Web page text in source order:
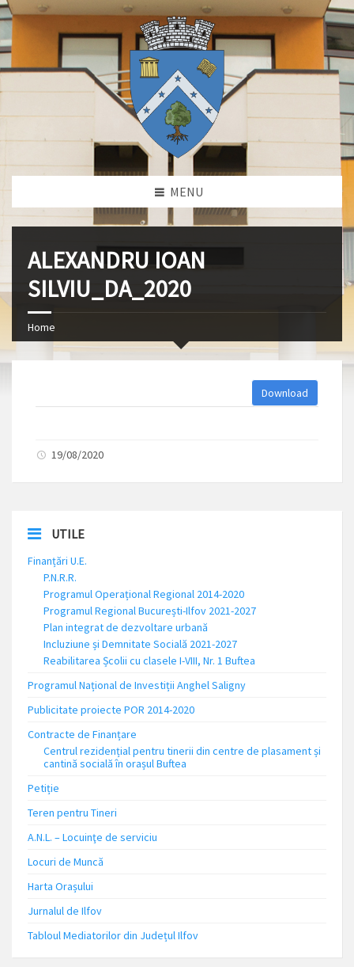
MENU
ALEXANDRU IOAN
SILVIU_DA_2020
Home
Download
19/08/2020
UTILE
Finanțări U.E.
P.N.R.R.
Programul Operațional Regional 2014-2020
Programul Regional București-Ilfov 2021-2027
Plan integrat de dezvoltare urbană
Incluziune și Demnitate Socială 2021-2027
Reabilitarea Școlii cu clasele I-VIII, Nr. 1 Buftea
Programul Național de Investiții Anghel Saligny
Publicitate proiecte POR 2014-2020
Contracte de Finanțare
Centrul rezidențial pentru tinerii din centre de plasament și
cantină socială în orașul Buftea
Petiție
Teren pentru Tineri
A.N.L. – Locuinţe de serviciu
Locuri de Muncă
Harta Orașului
Jurnalul de Ilfov
Tabloul Mediatorilor din Județul Ilfov